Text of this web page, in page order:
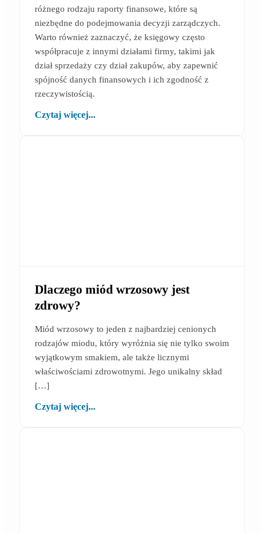
różnego rodzaju raporty finansowe, które są
niezbędne do podejmowania decyzji zarządczych.
Warto również zaznaczyć, że księgowy często
współpracuje z innymi działami firmy, takimi jak
dział sprzedaży czy dział zakupów, aby zapewnić
spójność danych finansowych i ich zgodność z
rzeczywistością.
Czytaj więcej...
Dlaczego miód wrzosowy jest
zdrowy?
Miód wrzosowy to jeden z najbardziej cenionych
rodzajów miodu, który wyróżnia się nie tylko swoim
wyjątkowym smakiem, ale także licznymi
właściwościami zdrowotnymi. Jego unikalny skład
[…]
Czytaj więcej...